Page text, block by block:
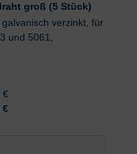
groß (5 Stück)
verzinkt, für
und 5061,
€
€